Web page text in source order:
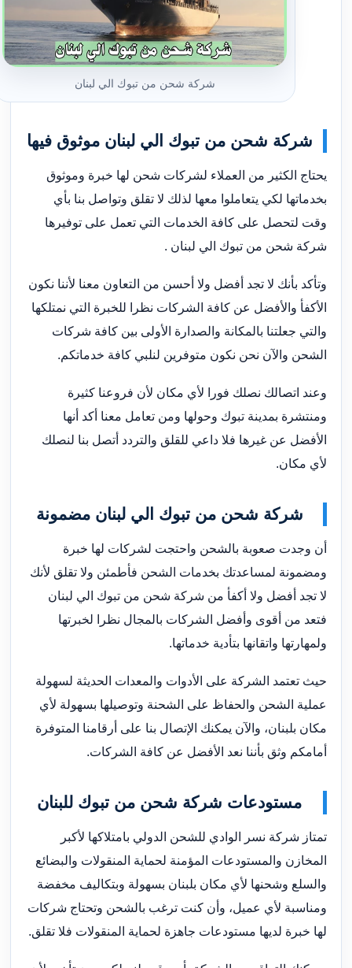
شركة شحن من تبوك الي لبنان
شركة شحن من تبوك الي لبنان موثوق فيها
يحتاج الكثير من العملاء لشركات شحن لها خبرة وموثوق
بخدماتها لكي يتعاملوا معها لذلك لا تقلق وتواصل بنا بأي
وقت لتحصل على كافة الخدمات التي تعمل على توفيرها
شركة شحن من تبوك الي لبنان .
وتأكد بأنك لا تجد أفضل ولا أحسن من التعاون معنا لأننا نكون
الأكفأ والأفضل عن كافة الشركات نظرا للخبرة التي نمتلكها
والتي جعلتنا بالمكانة والصدارة الأولى بين كافة شركات
الشحن والآن نحن نكون متوفرين لنلبي كافة خدماتكم.
وعند اتصالك نصلك فورا لأي مكان لأن فروعنا كثيرة
ومنتشرة بمدينة تبوك وحولها ومن تعامل معنا أكد أنها
الأفضل عن غيرها فلا داعي للقلق والتردد أتصل بنا لنصلك
لأي مكان.
شركة شحن من تبوك الي لبنان مضمونة
أن وجدت صعوبة بالشحن واحتجت لشركات لها خبرة
ومضمونة لمساعدتك بخدمات الشحن فأطمئن ولا تقلق لأنك
لا تجد أفضل ولا أكفأ من شركة شحن من تبوك الي لبنان
فتعد من أقوى وأفضل الشركات بالمجال نظرا لخبرتها
ولمهارتها واتقانها بتأدية خدماتها.
حيث تعتمد الشركة على الأدوات والمعدات الحديثة لسهولة
عملية الشحن والحفاظ على الشحنة وتوصيلها بسهولة لأي
مكان بلبنان، والآن يمكنك الإتصال بنا على أرقامنا المتوفرة
أمامكم وثق بأننا نعد الأفضل عن كافة الشركات.
مستودعات شركة شحن من تبوك للبنان
تمتاز شركة نسر الوادي للشحن الدولي بامتلاكها لأكبر
المخازن والمستودعات المؤمنة لحماية المنقولات والبضائع
والسلع وشحنها لأي مكان بلبنان بسهولة وبتكاليف مخفضة
ومناسبة لأي عميل، وأن كنت ترغب بالشحن وتحتاج شركات
لها خبرة لديها مستودعات جاهزة لحماية المنقولات فلا تقلق.